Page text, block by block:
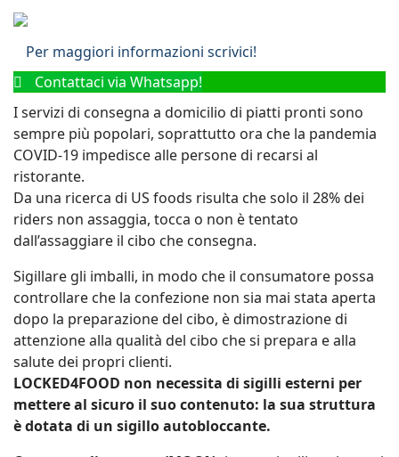
Per maggiori informazioni scrivici!
Contattaci via Whatsapp!
I servizi di consegna a domicilio di piatti pronti sono
sempre più popolari, soprattutto ora che la pandemia
COVID-19 impedisce alle persone di recarsi al
ristorante.
Da una ricerca di US foods risulta che solo il 28% dei
riders non assaggia, tocca o non è tentato
dall’assaggiare il cibo che consegna.
Sigillare gli imballi, in modo che il consumatore possa
controllare che la confezione non sia mai stata aperta
dopo la preparazione del cibo, è dimostrazione di
attenzione alla qualità del cibo che si prepara e alla
salute dei propri clienti.
LOCKED4FOOD non necessita di sigilli esterni per
mettere al sicuro il suo contenuto: la sua struttura
è dotata di un sigillo autobloccante.